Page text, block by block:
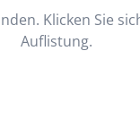
Klicken Sie
Auflistung.